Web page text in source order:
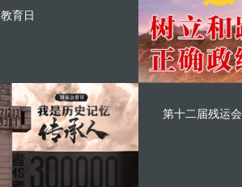
教育日
第十二届残运会